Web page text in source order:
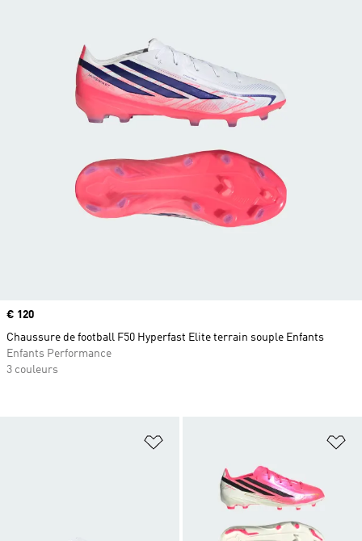
Ajouter à la Liste de produits
Prix
€ 120
Chaussure de football F50 Hyperfast Elite terrain souple Enfants
Enfants Performance
3 couleurs